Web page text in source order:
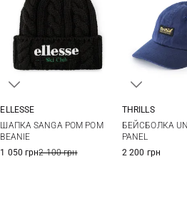
ELLESSE
ШАПКА SANGA POM POM
BEANIE
1 050 грн2 100 грн
THRILLS
БЕЙСБОЛКА
PANEL
2 200 грн